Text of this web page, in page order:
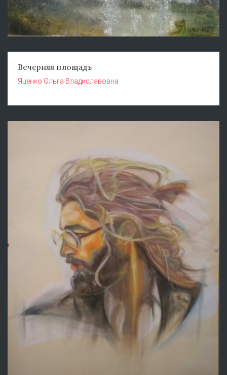
Вечерняя площадь
Яценко Ольга Владиславовна